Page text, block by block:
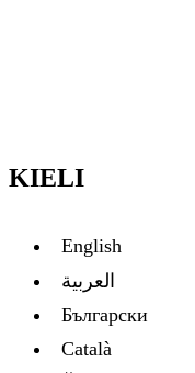
KIELI
English
العربية
Български
Català